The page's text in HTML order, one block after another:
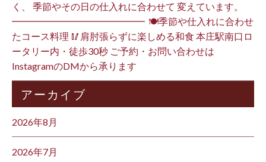
く、 季節やその日の仕入れに合わせて 変えています。 ⁡
━━━━━━━━━━━━━━ ⁡ 🍽季節や仕入れに合わせ
たコース料理 🥢肩肘張らずに楽しめる和食 本庄駅南口ロ
ータリー内・徒歩30秒 ご予約・お問い合わせは
InstagramのDMから承ります ⁡
アーカイブ
2026年8月
2026年7月